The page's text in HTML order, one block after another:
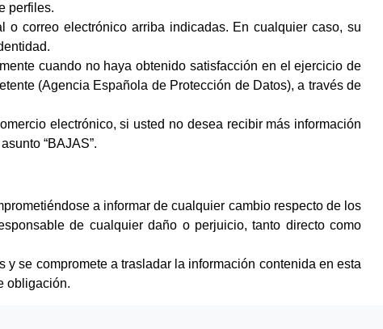
perfiles.
correo electrónico arriba indicadas. En cualquier caso, su
cuando no haya obtenido satisfacción en el ejercicio de
(Agencia Española de Protección de Datos), a través de
electrónico, si usted no desea recibir más información
“BAJAS”.
a informar de cualquier cambio respecto de los
de cualquier daño o perjuicio, tanto directo como
se compromete a trasladar la información contenida en esta
obligación.